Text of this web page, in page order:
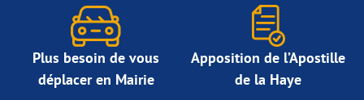
Plus besoin de vous
déplacer en Mairie
Apposition de l’Apostille
de la Haye